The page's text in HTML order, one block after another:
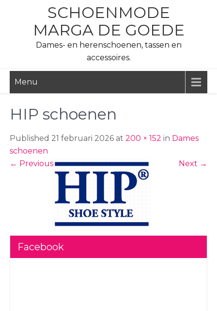
SCHOENMODE
MARGA DE GOEDE
Dames- en herenschoenen, tassen en
accessoires.
Menu
HIP schoenen
Published 21 februari 2026 at 200 × 152 in Dames
schoenen
← Previous Next →
Facebook